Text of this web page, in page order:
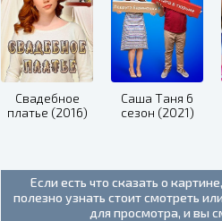
Свадебное
платье (2016)
Саша Таня 6
сезон (2021)
Если есть что сказать о
полезно узнать стоит смотреть
для просмотра, и вы